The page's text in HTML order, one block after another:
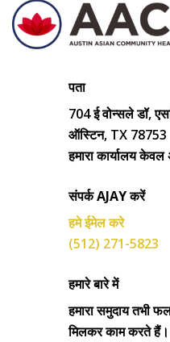
पता
704 ई वोन्सले डॉ,
ऑस्टिन, TX 78753
हमारा कार्यालय केवल
संपर्क AJAY करें
हमे ईमेल करे
(512) 271-5823
हमारे बारे में
हमारा समुदाय तभी
मिलकर काम करते हैं।